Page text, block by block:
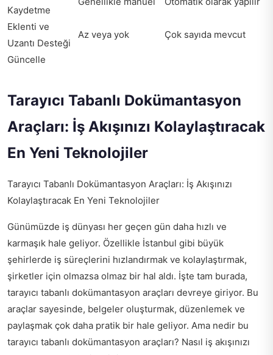
Kaydetme
Eklenti ve
Uzantı Desteği
Az veya yok Çok sayıda mevcut
Güncelle
Tarayıcı Tabanlı Dokümantasyon
Araçları: İş Akışınızı Kolaylaştıracak
En Yeni Teknolojiler
Tarayıcı Tabanlı Dokümantasyon Araçları: İş Akışınızı
Kolaylaştıracak En Yeni Teknolojiler
Günümüzde iş dünyası her geçen gün daha hızlı ve
karmaşık hale geliyor. Özellikle İstanbul gibi büyük
şehirlerde iş süreçlerini hızlandırmak ve kolaylaştırmak,
şirketler için olmazsa olmaz bir hal aldı. İşte tam burada,
tarayıcı tabanlı dokümantasyon araçları devreye giriyor. Bu
araçlar sayesinde, belgeler oluşturmak, düzenlemek ve
paylaşmak çok daha pratik bir hale geliyor. Ama nedir bu
tarayıcı tabanlı dokümantasyon araçları? Nasıl iş akışınızı